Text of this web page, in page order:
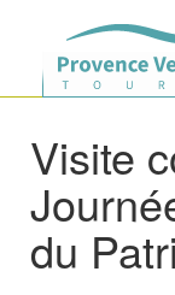
Visite
du